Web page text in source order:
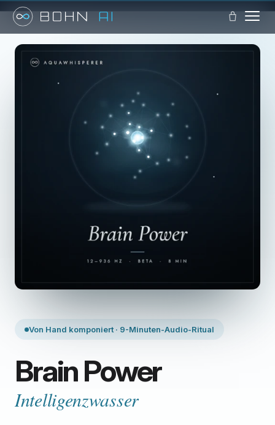
Von Hand komponiert · 9-Minuten-Audio-Ritual
Brain Power
Intelligenzwasser